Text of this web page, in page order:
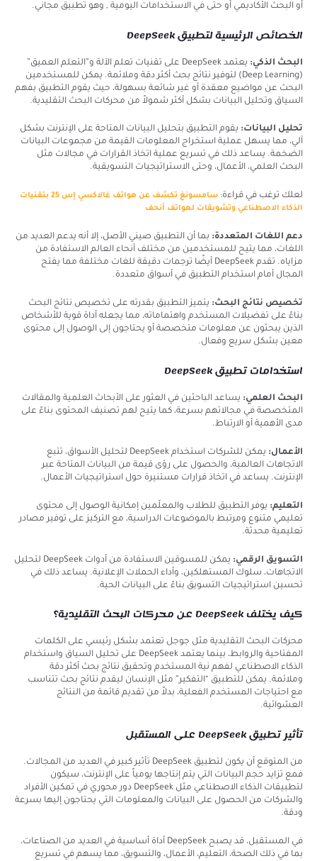
أو البحث الأكاديمي أو حتى في الاستخدامات اليومية , وهو تطبيق مجاني.
الخصائص الرئيسية لتطبيق DeepSeek
البحث الذكي:
يعتمد DeepSeek على تقنيات تعلم الآلة و”التعلم العميق”
(Deep Learning) لتوفير نتائج بحث أكثر دقة وملائمة. يمكن للمستخدمين
البحث عن مواضيع معقدة أو غير شائعة بسهولة، حيث يقوم التطبيق بفهم
السياق وتحليل البيانات بشكل أكثر شمولاً من محركات البحث التقليدية.
تحليل البيانات: يقوم التطبيق بتحليل البيانات المتاحة على الإنترنت بشكل
آلي، مما يسهل عملية استخراج المعلومات القيمة من مجموعات البيانات
الضخمة. يساعد ذلك في تسريع عملية اتخاذ القرارات في مجالات مثل
البحث العلمي، الأعمال، وحتى الاستراتيجيات التسويقية.
لعلك ترغب في قراءة:
سامسونغ تكشف عن هواتف غالاكسي إس 25 بتقنيات
الذكاء الاصطناعي وتشويقات لهواتف أنحف
دعم اللغات المتعددة: بما أن التطبيق صيني الأصل، إلا أنه يدعم العديد من
اللغات، مما يتيح للمستخدمين من مختلف أنحاء العالم الاستفادة من
مزاياه. تقدم DeepSeek أيضًا ترجمات دقيقة للغات مختلفة مما يفتح
المجال أمام استخدام التطبيق في أسواق متعددة.
تخصيص نتائج البحث: يتميز التطبيق بقدرته على تخصيص نتائج البحث
بناءً على تفضيلات المستخدم واهتماماته، مما يجعله أداة قوية للأشخاص
الذين يبحثون عن معلومات متخصصة أو يحتاجون إلى الوصول إلى محتوى
معين بشكل سريع وفعال.
استخدامات تطبيق DeepSeek
البحث العلمي: يساعد الباحثين في العثور على الأبحاث العلمية والمقالات
المتخصصة في مجالاتهم بسرعة، كما يتيح لهم تصنيف المحتوى بناءً على
مدى الأهمية أو الارتباط.
الأعمال:
يمكن للشركات استخدام DeepSeek لتحليل الأسواق، تتبع
الاتجاهات العالمية، والحصول على رؤى قيمة من البيانات المتاحة عبر
الإنترنت. يساعد في اتخاذ قرارات مستنيرة حول استراتيجيات الأعمال.
التعليم: يوفر التطبيق للطلاب والمعلّمين إمكانية الوصول إلى محتوى
تعليمي متنوع ومرتبط بالموضوعات الدراسية، مع التركيز على توفير مصادر
تعليمية محدثة.
التسويق الرقمي:
يمكن للمسوقين الاستفادة من أدوات DeepSeek لتحليل
الاتجاهات، سلوك المستهلكين، وأداء الحملات الإعلانية. يساعد ذلك في
تحسين استراتيجيات التسويق بناءً على البيانات الحية.
كيف يختلف DeepSeek عن محركات البحث التقليدية؟
محركات البحث التقليدية مثل جوجل تعتمد بشكل رئيسي على الكلمات
المفتاحية والروابط، بينما يعتمد DeepSeek على تحليل السياق واستخدام
الذكاء الاصطناعي لفهم نية المستخدم وتحقيق نتائج بحث أكثر دقة
وملائمة. يمكن للتطبيق “التفكير” مثل الإنسان ليقدم نتائج بحث تتناسب
مع احتياجات المستخدم الفعلية، بدلاً من تقديم قائمة من النتائج
العشوائية.
تأثير تطبيق DeepSeek على المستقبل
من المتوقع أن يكون لتطبيق DeepSeek تأثير كبير في العديد من المجالات.
فمع تزايد حجم البيانات التي يتم إنتاجها يومياً على الإنترنت، سيكون
لتطبيقات الذكاء الاصطناعي مثل DeepSeek دور محوري في تمكين الأفراد
والشركات من الحصول على البيانات والمعلومات التي يحتاجون إليها بسرعة
ودقة.
في المستقبل، قد يصبح DeepSeek أداة أساسية في العديد من الصناعات،
بما في ذلك الصحة، التعليم، الأعمال، والتسويق، مما يسهم في تسريع